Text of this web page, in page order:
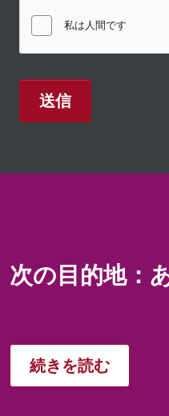
送信
次の目的地：
続きを読む